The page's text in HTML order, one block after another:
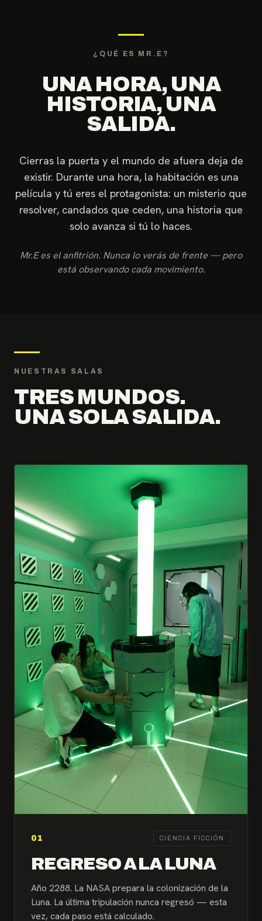
¿QUÉ ES MR.E?
UNA HORA, UNA
HISTORIA, UNA
SALIDA.
Cierras la puerta y el mundo de afuera deja de
existir. Durante una hora, la habitación es una
película y tú eres el protagonista: un misterio que
resolver, candados que ceden, una historia que
solo avanza si tú lo haces.
Mr.E es el anfitrión. Nunca lo verás de frente — pero
está observando cada movimiento.
NUESTRAS SALAS
TRES MUNDOS.
UNA SOLA SALIDA.
01 CIENCIA FICCIÓN
REGRESO A LA LUNA
Año 2288. La NASA prepara la colonización de la
Luna. La última tripulación nunca regresó — esta
vez, cada paso está calculado.